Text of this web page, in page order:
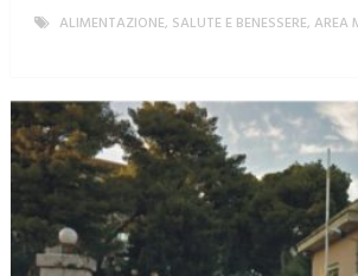
ALIMENTAZIONE, SALUTE E BENESSERE, AREA